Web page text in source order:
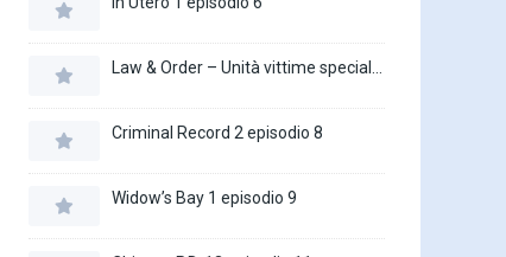
Criminal Record 2 episodio 8
Widow’s Bay 1 episodio 9